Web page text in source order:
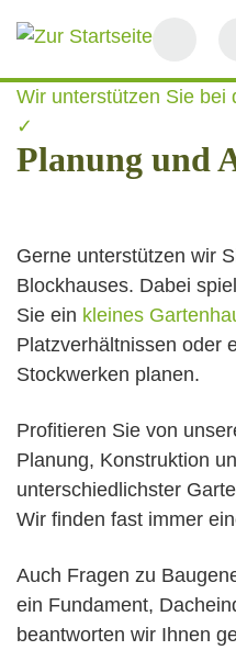
Wir unterstützen Sie bei
✓
Planung und
Gerne unterstützen wir
Blockhauses. Dabei
Sie ein kleines
Platzverhältnissen oder
Stockwerken planen.
Profitieren Sie von
Planung, Konstruktion
unterschiedlichster
Wir finden fast immer
Auch Fragen zu
ein Fundament,
beantworten wir Ihnen